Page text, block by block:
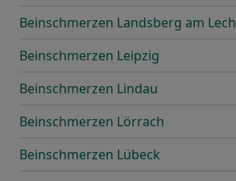
Beinschmerzen Landsberg am Lech
Beinschmerzen Leipzig
Beinschmerzen Lindau
Beinschmerzen Lörrach
Beinschmerzen Lübeck